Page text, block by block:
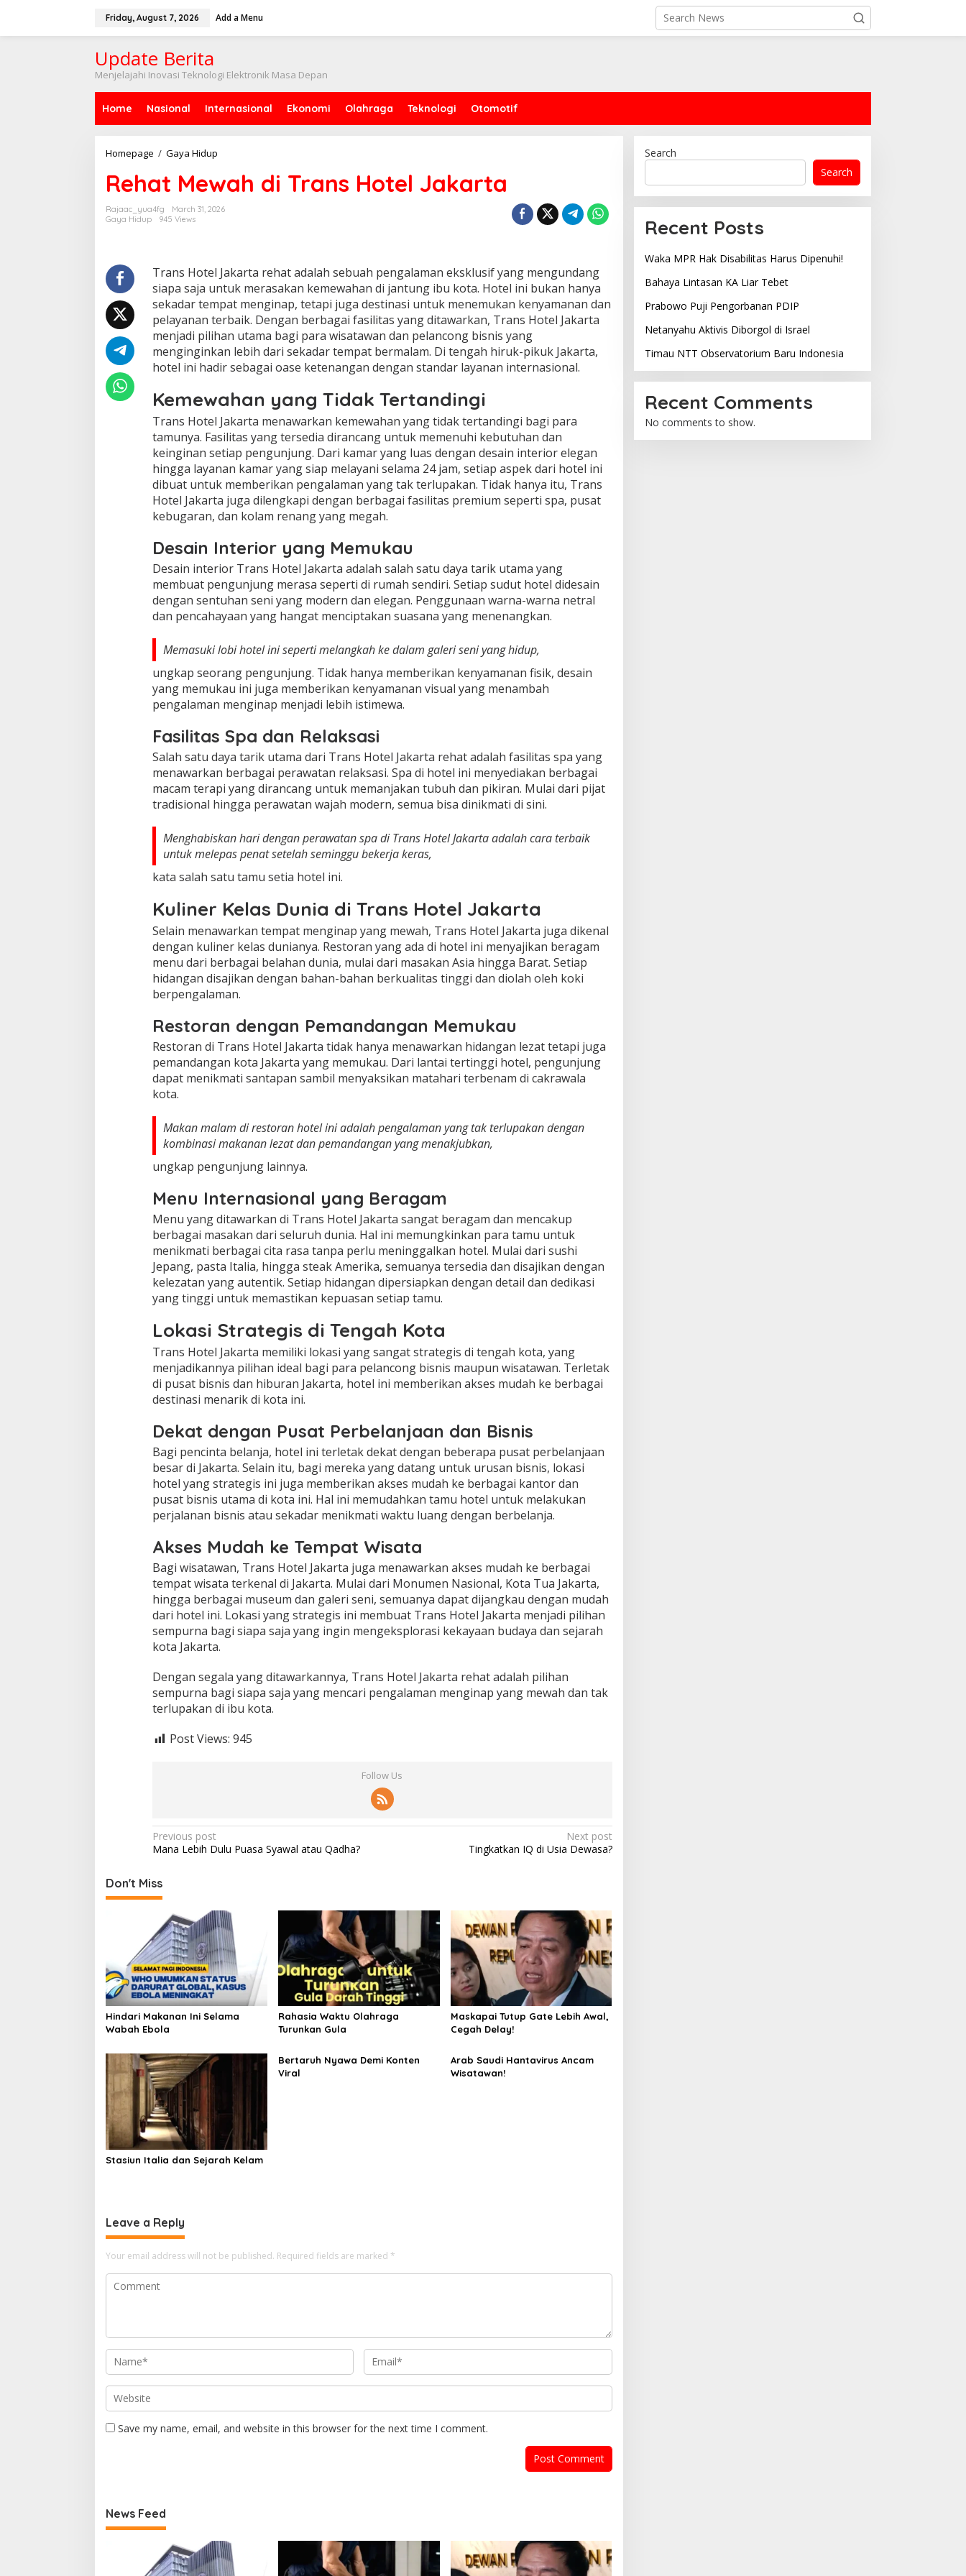
Friday, August 7, 2026 Add a Menu
Update Berita
Menjelajahi Inovasi Teknologi Elektronik Masa Depan
Home Nasional Internasional Ekonomi Olahraga Teknologi Otomotif
Homepage / Gaya Hidup
di
Trans
Hotel
Rehat Mewah di Trans Hotel Jakarta
Rajaac_yua4fg
March 31, 2026
Gaya Hidup
945 Views
Trans Hotel Jakarta rehat adalah sebuah pengalaman eksklusif yang mengundang
siapa saja untuk merasakan kemewahan di jantung ibu kota. Hotel ini bukan hanya
sekadar tempat menginap, tetapi juga destinasi untuk menemukan kenyamanan dan
pelayanan terbaik. Dengan berbagai fasilitas yang ditawarkan, Trans Hotel Jakarta
menjadi pilihan utama bagi para wisatawan dan pelancong bisnis yang
menginginkan lebih dari sekadar tempat bermalam. Di tengah hiruk-pikuk Jakarta,
hotel ini hadir sebagai oase ketenangan dengan standar layanan internasional.
Kemewahan yang Tidak Tertandingi
Trans Hotel Jakarta menawarkan kemewahan yang tidak tertandingi bagi para
tamunya. Fasilitas yang tersedia dirancang untuk memenuhi kebutuhan dan
keinginan setiap pengunjung. Dari kamar yang luas dengan desain interior elegan
hingga layanan kamar yang siap melayani selama 24 jam, setiap aspek dari hotel ini
dibuat untuk memberikan pengalaman yang tak terlupakan. Tidak hanya itu, Trans
Hotel Jakarta juga dilengkapi dengan berbagai fasilitas premium seperti spa, pusat
kebugaran, dan kolam renang yang megah.
Desain Interior yang Memukau
Desain interior Trans Hotel Jakarta adalah salah satu daya tarik utama yang
membuat pengunjung merasa seperti di rumah sendiri. Setiap sudut hotel didesain
dengan sentuhan seni yang modern dan elegan. Penggunaan warna-warna netral
dan pencahayaan yang hangat menciptakan suasana yang menenangkan.
Memasuki lobi hotel ini seperti melangkah ke dalam galeri seni yang hidup,
ungkap seorang pengunjung. Tidak hanya memberikan kenyamanan fisik, desain
yang memukau ini juga memberikan kenyamanan visual yang menambah
pengalaman menginap menjadi lebih istimewa.
Fasilitas Spa dan Relaksasi
Salah satu daya tarik utama dari Trans Hotel Jakarta rehat adalah fasilitas spa yang
menawarkan berbagai perawatan relaksasi. Spa di hotel ini menyediakan berbagai
macam terapi yang dirancang untuk memanjakan tubuh dan pikiran. Mulai dari pijat
tradisional hingga perawatan wajah modern, semua bisa dinikmati di sini.
Menghabiskan hari dengan perawatan spa di Trans Hotel Jakarta adalah cara terbaik
untuk melepas penat setelah seminggu bekerja keras,
kata salah satu tamu setia hotel ini.
Kuliner Kelas Dunia di Trans Hotel Jakarta
Selain menawarkan tempat menginap yang mewah, Trans Hotel Jakarta juga dikenal
dengan kuliner kelas dunianya. Restoran yang ada di hotel ini menyajikan beragam
menu dari berbagai belahan dunia, mulai dari masakan Asia hingga Barat. Setiap
hidangan disajikan dengan bahan-bahan berkualitas tinggi dan diolah oleh koki
berpengalaman.
Restoran dengan Pemandangan Memukau
Restoran di Trans Hotel Jakarta tidak hanya menawarkan hidangan lezat tetapi juga
pemandangan kota Jakarta yang memukau. Dari lantai tertinggi hotel, pengunjung
dapat menikmati santapan sambil menyaksikan matahari terbenam di cakrawala
kota.
Makan malam di restoran hotel ini adalah pengalaman yang tak terlupakan dengan
kombinasi makanan lezat dan pemandangan yang menakjubkan,
ungkap pengunjung lainnya.
Menu Internasional yang Beragam
Menu yang ditawarkan di Trans Hotel Jakarta sangat beragam dan mencakup
berbagai masakan dari seluruh dunia. Hal ini memungkinkan para tamu untuk
menikmati berbagai cita rasa tanpa perlu meninggalkan hotel. Mulai dari sushi
Jepang, pasta Italia, hingga steak Amerika, semuanya tersedia dan disajikan dengan
kelezatan yang autentik. Setiap hidangan dipersiapkan dengan detail dan dedikasi
yang tinggi untuk memastikan kepuasan setiap tamu.
Lokasi Strategis di Tengah Kota
Trans Hotel Jakarta memiliki lokasi yang sangat strategis di tengah kota, yang
menjadikannya pilihan ideal bagi para pelancong bisnis maupun wisatawan. Terletak
di pusat bisnis dan hiburan Jakarta, hotel ini memberikan akses mudah ke berbagai
destinasi menarik di kota ini.
Dekat dengan Pusat Perbelanjaan dan Bisnis
Bagi pencinta belanja, hotel ini terletak dekat dengan beberapa pusat perbelanjaan
besar di Jakarta. Selain itu, bagi mereka yang datang untuk urusan bisnis, lokasi
hotel yang strategis ini juga memberikan akses mudah ke berbagai kantor dan
pusat bisnis utama di kota ini. Hal ini memudahkan tamu hotel untuk melakukan
perjalanan bisnis atau sekadar menikmati waktu luang dengan berbelanja.
Akses Mudah ke Tempat Wisata
Bagi wisatawan, Trans Hotel Jakarta juga menawarkan akses mudah ke berbagai
tempat wisata terkenal di Jakarta. Mulai dari Monumen Nasional, Kota Tua Jakarta,
hingga berbagai museum dan galeri seni, semuanya dapat dijangkau dengan mudah
dari hotel ini. Lokasi yang strategis ini membuat Trans Hotel Jakarta menjadi pilihan
sempurna bagi siapa saja yang ingin mengeksplorasi kekayaan budaya dan sejarah
kota Jakarta.
Dengan segala yang ditawarkannya, Trans Hotel Jakarta rehat adalah pilihan
sempurna bagi siapa saja yang mencari pengalaman menginap yang mewah dan tak
terlupakan di ibu kota.
Post Views: 945
Follow Us
Post
navigation
Previous post
Mana Lebih Dulu Puasa Syawal atau Qadha?
Next post
Tingkatkan IQ di Usia Dewasa?
Don't Miss
Hindari Makanan Ini Selama
Wabah Ebola
Rahasia Waktu Olahraga
Turunkan Gula
Maskapai Tutup Gate Lebih Awal,
Cegah Delay!
Stasiun Italia dan Sejarah Kelam
Bertaruh Nyawa Demi Konten
Viral
Arab Saudi Hantavirus Ancam
Wisatawan!
Leave a Reply
Your email address will not be published. Required fields are marked *
Save my name, email, and website in this browser for the next time I comment.
News Feed
Search
Search
Recent Posts
Waka MPR Hak Disabilitas Harus Dipenuhi!
Bahaya Lintasan KA Liar Tebet
Prabowo Puji Pengorbanan PDIP
Netanyahu Aktivis Diborgol di Israel
Timau NTT Observatorium Baru Indonesia
Recent Comments
No comments to show.